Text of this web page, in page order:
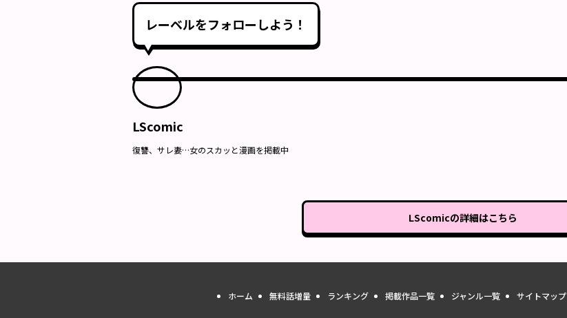
レーベルをフォローしよう！
LScomic
復讐、サレ妻…女のスカッと漫画を掲載中
LScomicの詳細はこちら
ホーム 無料話増量 ランキング 掲載作品一覧 ジャンル一覧 サイトマップ